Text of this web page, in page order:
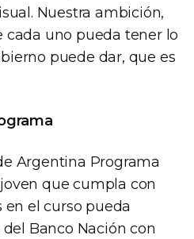
Nuestra ambición,
cada uno pueda tener lo
puede dar, que es
Argentina Programa
que cumpla con
en el curso pueda
Banco Nación con